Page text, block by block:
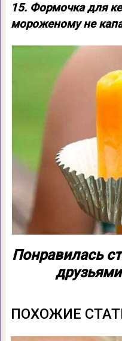
15. Формочка для
мороженому не
Понравилась
ПОХОЖИЕ